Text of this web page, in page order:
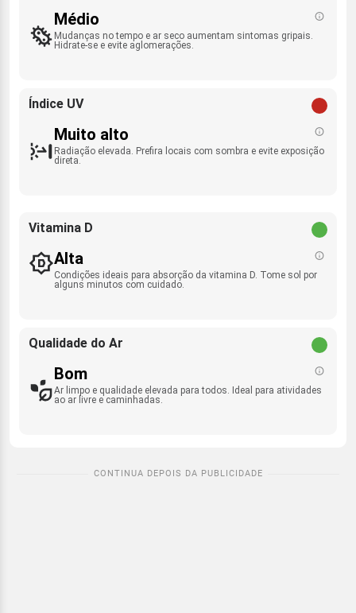
Médio
Mudanças no tempo e ar seco aumentam sintomas gripais.
Hidrate-se e evite aglomerações.
Índice UV
Muito alto
Radiação elevada. Prefira locais com sombra e evite exposição
direta.
Vitamina D
Alta
Condições ideais para absorção da vitamina D. Tome sol por
alguns minutos com cuidado.
Qualidade do Ar
Bom
Ar limpo e qualidade elevada para todos. Ideal para atividades
ao ar livre e caminhadas.